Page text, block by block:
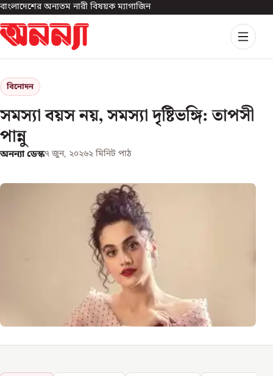
বাংলাদেশের অন্যতম নারী বিষয়ক ম্যাগাজিন
বিনোদন
সমস্যা বয়স নয়, সমস্যা দৃষ্টিভঙ্গি: তাপসী
পান্নু
অনন্যা ডেস্ক৭ জুন, ২০২৬২ মিনিট পাঠ